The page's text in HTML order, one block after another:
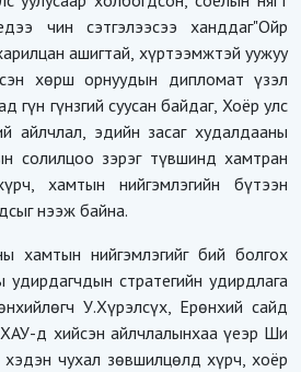
чин сэтгэлээсээ ханддаг"Ойр
ашигтай, хүртээмжтэй уужуу
хөрш орнуудын дипломат үзэл
гүн гүнзгий суусан байдаг, Хоёр улс
айлчлал, эдийн засаг худалдааны
солилцоо зэрэг түвшинд хамтран
хамтын нийгэмлэгийн бүтээн
нээж байна.
хамтын нийгэмлэгийг бий болгох
стратегийн удирдлага
У.Хүрэлсүх, Ерөнхий сайд
д хийсэн айлчлалынхаа үеэр Ши
чухал зөвшилцөлд хүрч, хоёр